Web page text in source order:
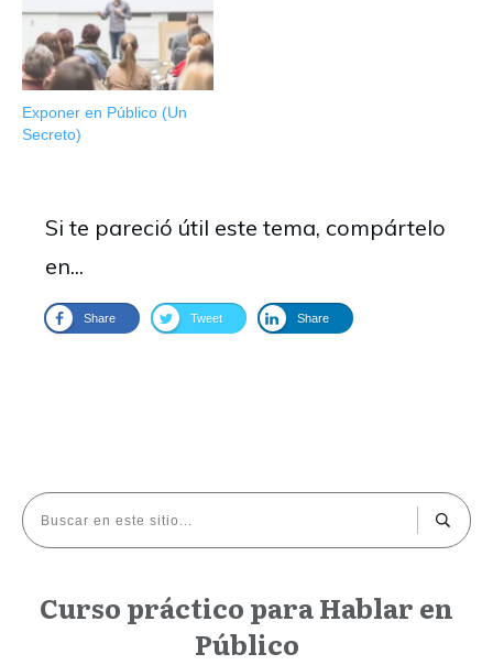
Exponer en Público (Un
Secreto)
Si te pareció útil este tema, compártelo
en...
Share Tweet Share
Curso práctico para Hablar en
Público